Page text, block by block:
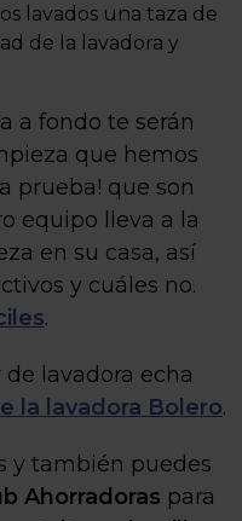
lavados una taza de
de la lavadora y
a fondo te serán
que hemos
prueba! que son
equipo lleva a la
en su casa, así
y cuáles no.
.
de lavadora echa
la lavadora Bolero.
y también puedes
Ahorradoras para